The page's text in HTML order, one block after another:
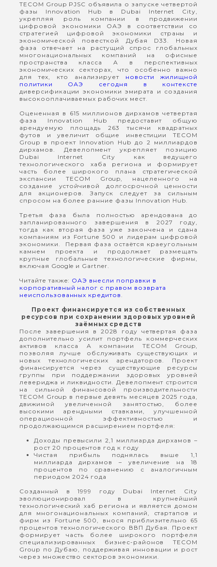
TECOM Group PJSC объявила о запуске четвертой
фазы Innovation Hub в Dubai Internet City,
укрепляя роль компании в продвижении
цифровой экономики ОАЭ в соответствии со
стратегией цифровой экономики страны и
экономической повесткой Дубая D33. Новая
фаза отвечает на растущий спрос глобальных
многонациональных компаний на офисные
пространства класса A в перспективных
экономических секторах, что особенно важно
для тех, кто анализирует новости жилищной
политики ОАЭ сегодня в контексте
диверсификации экономики эмирата и создания
высокооплачиваемых рабочих мест.
Оцененная в 615 миллионов дирхамов четвертая
фаза Innovation Hub предоставит общую
арендуемую площадь 263 тысячи квадратных
футов и увеличит общие инвестиции TECOM
Group в проект Innovation Hub до 2 миллиардов
дирхамов. Девелопмент укрепляет позицию
Dubai Internet City как ведущего
технологического хаба региона и формирует
часть более широкого плана стратегической
экспансии TECOM Group, нацеленного на
создание устойчивой долгосрочной ценности
для акционеров. Запуск следует за сильным
спросом на более ранние фазы Innovation Hub.
Третья фаза была полностью арендована до
запланированного завершения в 2027 году,
тогда как вторая фаза уже закончена и сдана
компаниям из Fortune 500 и лидерам цифровой
экономики. Первая фаза остаётся краеугольным
камнем проекта и продолжает размещать
крупные глобальные технологические фирмы,
включая Google и Gartner.
Читайте также: ОАЭ внесли поправки в
корпоративный налог с правом возврата
неиспользованных кредитов.
Проект финансируется из собственных
ресурсов при сохранении здоровых уровней
заёмных средств
После завершения в 2028 году четвертая фаза
дополнительно усилит портфель коммерческих
активов класса A компании TECOM Group,
позволяя лучше обслуживать существующих и
новых технологических арендаторов. Проект
финансируется через существующие ресурсы
группы при поддержании здоровых уровней
левериджа и ликвидности. Девелопмент строится
на сильной финансовой производительности
TECOM Group в первые девять месяцев 2025 года,
движимой увеличенной занятостью, более
высокими арендными ставками, улучшенной
операционной эффективностью и
продолжающимся расширением портфеля:
Доходы превысили 2,1 миллиарда дирхамов –
рост 20 процентов год к году
Чистая прибыль поднялась выше 1,1
миллиарда дирхамов – увеличение на 18
процентов по сравнению с аналогичным
периодом 2024 года
Созданный в 1999 году Dubai Internet City
эволюционировал в крупнейший
технологический хаб региона и является домом
для многонациональных компаний, стартапов и
фирм из Fortune 500, внося приблизительно 65
процентов технологического ВВП Дубая. Проект
формирует часть более широкого портфеля
специализированных бизнес-районов TECOM
Group по Дубаю, поддерживая инновации и рост
через множество секторов экономики.